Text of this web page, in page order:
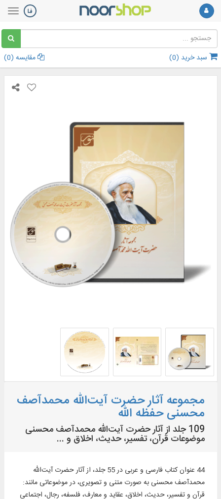
سبد خرید (0
) مقایسه (0
)
مجموعه آثار حضرت آیت‌الله محمدآصف
محسنی حفظه الله
109 جلد از آثار حضرت آیت‌الله محمدآصف محسنی
موضوعات قرآن، تفسیر، حدیث، اخلاق و ...
44 عنوان کتاب فارسی و عربی در 55 جلد، از آثار حضرت آیت‌الله
محمدآصف محسنی به صورت متنی و تصویری، در موضوعاتی مانند:
قرآن و تفسیر، حدیث، اخلاق، عقاید و معارف، فلسفه، رجال، اجتماعی